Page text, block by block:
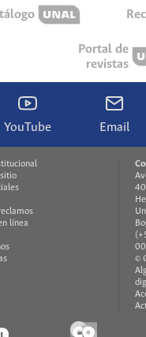
Portal de
revistas
YouTube Email
línea
©